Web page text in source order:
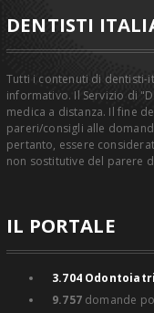
DENTISTI
Tutti i contenuti di dentisti-
informativo. Il Servizio di
medica a distanza. Il fine
pareri/consigli alle
pertanto, essere
non sostitutive del parere
IL PORTALE
3.704
9.757domande